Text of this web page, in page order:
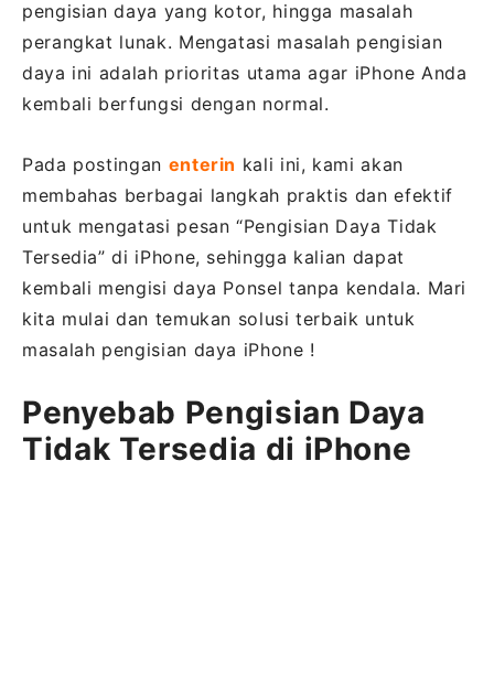
pengisian daya yang kotor, hingga masalah
perangkat lunak. Mengatasi masalah pengisian
daya ini adalah prioritas utama agar iPhone Anda
kembali berfungsi dengan normal.
Pada postingan enterin kali ini, kami akan
membahas berbagai langkah praktis dan efektif
untuk mengatasi pesan “Pengisian Daya Tidak
Tersedia” di iPhone, sehingga kalian dapat
kembali mengisi daya Ponsel tanpa kendala. Mari
kita mulai dan temukan solusi terbaik untuk
masalah pengisian daya iPhone !
Penyebab Pengisian Daya
Tidak Tersedia di iPhone